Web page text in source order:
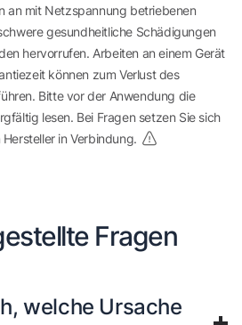
an mit Netzspannung betriebenen
gesundheitliche Schädigungen
hervorrufen. Arbeiten an einem Gerät
können zum Verlust des
Bitte vor der Anwendung die
lesen. Bei Fragen setzen Sie sich
in Verbindung.
Fragen
welche Ursache